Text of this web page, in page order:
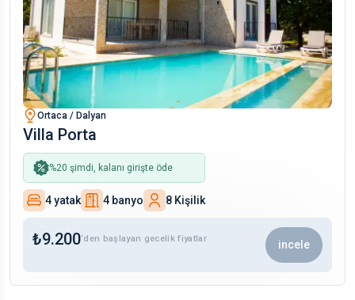
Ortaca / Dalyan
Villa Porta
%20 şimdi, kalanı girişte öde
4 yatak 4 banyo 8 Kişilik
₺9.200‘den başlayan gecelik fiyatlar incele